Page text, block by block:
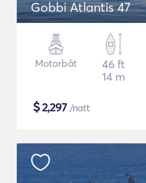
Gobbi Atlantis 47
Motorbåt
46 ft
14 m
$2,297 /natt